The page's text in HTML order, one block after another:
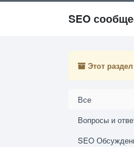
SEO
Этот
Все
Вопросы и
SEO